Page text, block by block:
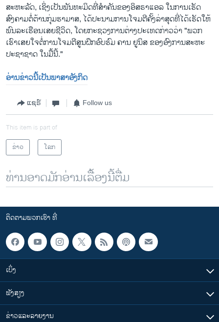
ສະຫະລັດ, ເຊິ່ງເປັນພັນທະມິດທີ່ສຳຄັນຂອງອິສຣາແອລ ໃນການເຮັດ
ສົງຄາມຕໍ່ຕ້ານກຸ່ມຮາມາສ, ໄດ້ປະນາມການໂຈມຕີຄັ້ງລ່າສຸດທີ່ໄດ້ເຮັດໃຫ້
ພົນລະເຮືອນເສຍຊີວິດ, ໂດຍກະຊວງການຕ່າງປະເທດກ່າວວ່າ "ພວກ
ເຮົາເສຍໃຈຕໍ່ການໂຈມຕີສູນຝຶກອົບຮົມ ຄານ ຢູນິສ ຂອງອົງການສະຫະ
ປະຊາຊາດ ໃນມື້ນີ້."
ອ່ານຂ່າວນີ້ເປັນພາສາອັງກິດ
ແຊຣ໌ Follow us
This item is part of
ຂ່າວ
ໂລກ
ທ່ານອາດມັກອ່ານເລື້ອງນີ້ຕື່ມ
ຕິດຕາມພວກເຮົາ ທີ່
ເບິ່ງ
ຟັງສຽງ
ຂ່າວແລະລາຍງານ